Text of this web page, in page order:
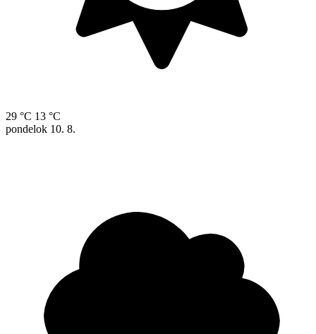
29 °C 13 °C
pondelok 10. 8.